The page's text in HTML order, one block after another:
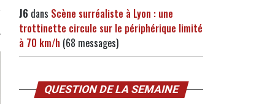
J6 dans Scène surréaliste à Lyon : une
trottinette circule sur le périphérique limité
à 70 km/h (68 messages)
QUESTION DE LA SEMAINE